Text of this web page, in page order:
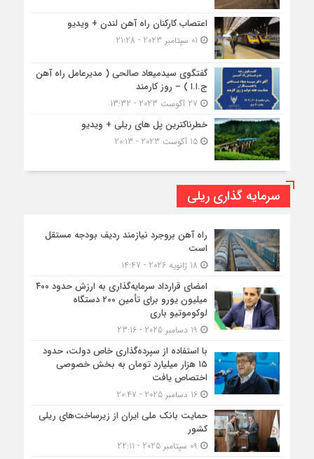
اعتصاب کارکنان راه آهن لندن + ویدیو
گفتگوی سیدمیعاد صالحی ( مدیرعامل راه آهن
ج.ا.ا ) – روز کارمند
خطرناکترین پل های ریلی + ویدیو
15 آگوست 2023 - 20:13
سرمایه گذاری ریلی
راه آهن بروجرد نیازمند ردیف بودجه مستقل
است
امضای قرارداد سرمایه‌گذاری به ارزش حدود ۴۰۰
میلیون یورو برای تأمین ۲۰۰ دستگاه
لوکوموتیو باری
با استفاده از سپرده‌گذاری خاص دولت، حدود
۱۵ هزار میلیارد تومان به بخش خصوصی
اختصاص یافت
16 دسامبر 2025 - 20:47
حمایت بانک ملی ایران از زیرساخت‌های ریلی
کشور